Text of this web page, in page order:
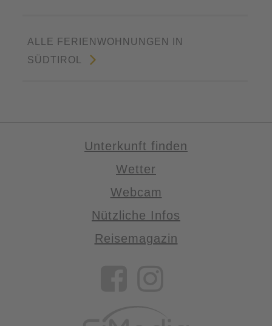
ALLE FERIENWOHNUNGEN IN
SÜDTIROL
Unterkunft finden
Wetter
Webcam
Nützliche Infos
Reisemagazin